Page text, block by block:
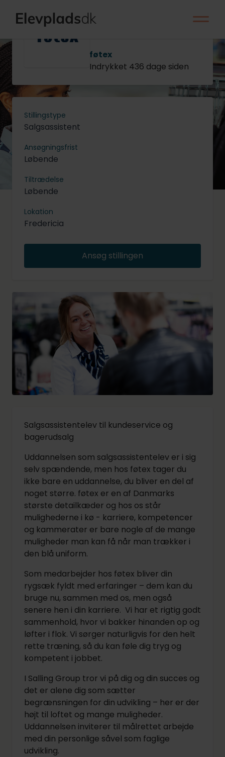
til serviceenheden
føtex
Indrykket 436 dage siden
Stillingstype
Salgsassistent
Ansøgningsfrist
Løbende
Tiltrædelse
Løbende
Lokation
Fredericia
Ansøg stillingen
Salgsassistentelev til kundeservice og
bagerudsalg
Uddannelsen som salgsassistentelev er i sig
selv spændende, men hos føtex tager du
ikke bare en uddannelse, du bliver en del af
noget større. føtex er en af Danmarks
største detailkæder og hos os står
mulighederne i kø - karriere, kompetencer
og kammerater er bare nogle af de mange
muligheder man kan få når man trækker i
den blå uniform.
Som medarbejder hos føtex bliver din
rygsæk fyldt med erfaringer – dem kan du
bruge nu, sammen med os, men også
senere hen i din karriere. Vi har et rigtig godt
sammenhold, hvor vi bakker hinanden op og
løfter i flok. Vi sørger naturligvis for den helt
rette træning, så du kan føle dig tryg og
kompetent i jobbet.
I Salling Group tror vi på dig og din succes og
det er alene dig som sætter
begrænsningen for din udvikling – her er der
højt til loftet og mange muligheder.
Uddannelsen inviterer til målrettet arbejde
med din personlige såvel som faglige
udvikling.